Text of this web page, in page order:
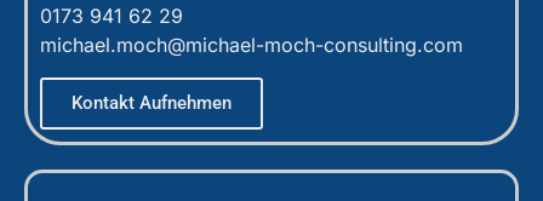
0173 941 62 29
michael.moch@michael-moch-consulting.com
Kontakt Aufnehmen